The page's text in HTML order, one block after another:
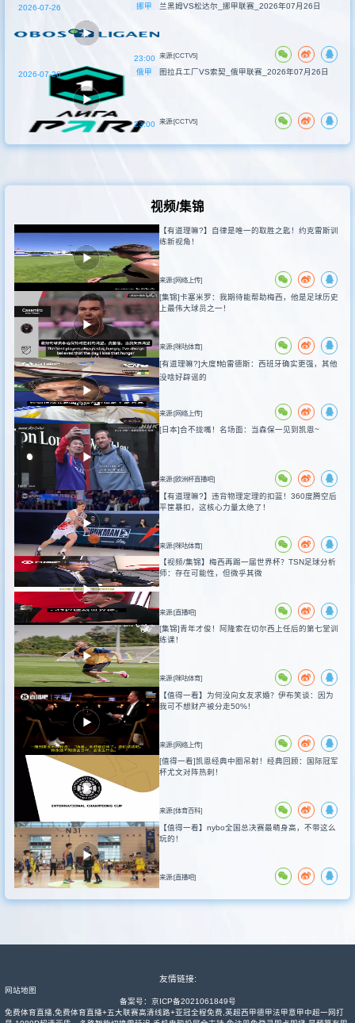
挪甲
23:00
2026-07-26 兰黑姆VS松达尔_挪甲联赛_2026年07月26日
来源:[CCTV5]
俄甲
23:00
2026-07-26 图拉兵工厂VS索契_俄甲联赛_2026年07月26日
来源:[CCTV5]
视频/集锦
【有道理嘛?】自律是唯一的取胜之匙！约克雷斯训
练新视角！
来源:[网络上传]
[集锦]卡塞米罗：我期待能帮助梅西，他是足球历史
上最伟大球员之一！
来源:[咪咕体育]
[有道理嘛?]大度❗️帕雷德斯：西班牙确实更强，其他
没啥好辟谣的
来源:[网络上传]
[日本]合不拢嘴！名场面：当森保一见到凯恩~
来源:[欧洲杯直播吧]
【有道理嘛?】违背物理定理的扣篮！360度腾空后
平筐暴扣，这核心力量太绝了！
来源:[咪咕体育]
【视频/集锦】梅西再踢一届世界杯？TSN足球分析
师：存在可能性，但微乎其微
来源:[直播吧]
[集锦]青年才俊！阿隆索在切尔西上任后的第七堂训
练课！
来源:[咪咕体育]
【值得一看】为何没向女友求婚？伊布笑谈：因为
我可不想财产被分走50%！
来源:[网络上传]
[值得一看]凯恩经典中圈吊射！经典回顾：国际冠军
杯尤文对阵热刺！
来源:[体育百科]
【值得一看】nybo全国总决赛最萌身高，不带这么
玩的！
来源:[直播吧]
友情链接:
网站地图
备案号： 京ICP备2021061849号
免费体育直播,免费体育直播+五大联赛高清线路+亚冠全程免费,英超西甲德甲法甲意甲中超一网打